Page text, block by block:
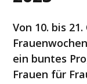
Von 10. bis
ein buntes
Frauen für